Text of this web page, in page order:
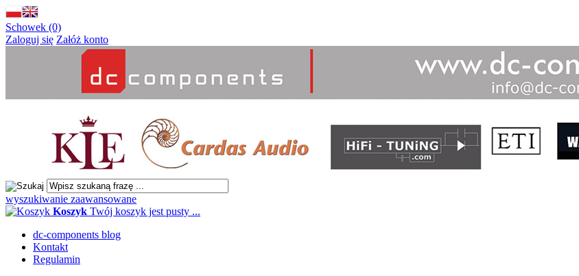
Schowek (0)
Zaloguj się Załóż konto
wyszukiwanie zaawansowane
Koszyk Twój koszyk jest pusty ...
dc-components blog
Kontakt
Regulamin